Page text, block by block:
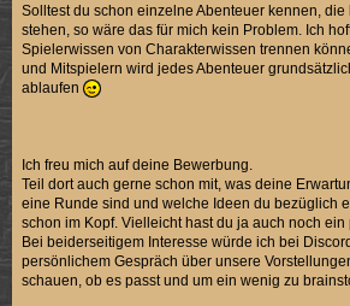
Solltest du schon einzelne Abenteuer kennen, die
stehen, so wäre das für mich kein Problem. Ich
Spielerwissen von Charakterwissen trennen
und Mitspielern wird jedes Abenteuer
ablaufen
Ich freu mich auf deine Bewerbung.
Teil dort auch gerne schon mit, was deine
eine Runde sind und welche Ideen du bezüglich
schon im Kopf. Vielleicht hast du ja auch noch ein
Bei beiderseitigem Interesse würde ich bei
persönlichem Gespräch über unsere
schauen, ob es passt und um ein wenig zu